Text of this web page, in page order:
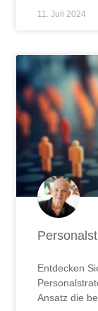
11. Juli 2024
Entdecken
Ansatz die